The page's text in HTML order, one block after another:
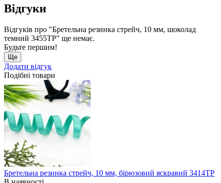
Відгуки
Відгуків про "Бретельна резинка стрейч, 10 мм, шоколад
темний 3455ТР" ще немає.
Будьте першим!
Ще
Додати відгук
Подібні товари
Бретельна резинка стрейч, 10 мм, бірюзовий яскравий 3414ТР